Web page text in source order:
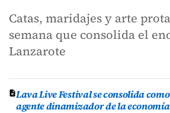
Catas, maridajes y arte
semana que consolida el
Lanzarote
Lava Live Festival se consolida
agente dinamizador de la